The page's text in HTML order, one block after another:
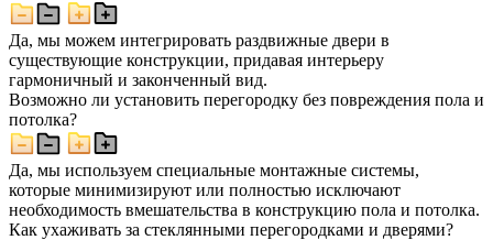
Да, мы можем интегрировать раздвижные двери в
существующие конструкции, придавая интерьеру
гармоничный и законченный вид.
Возможно ли установить перегородку без повреждения пола и
потолка?
Да, мы используем специальные монтажные системы,
которые минимизируют или полностью исключают
необходимость вмешательства в конструкцию пола и потолка.
Как ухаживать за стеклянными перегородками и дверями?